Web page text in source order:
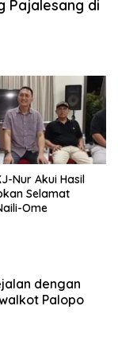
Pajalesang di
Nur Akui Hasil
Selamat
Ome
dengan
Palopo